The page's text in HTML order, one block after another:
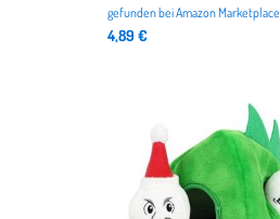
gefunden beiAmazon Marketplace
4,89 €